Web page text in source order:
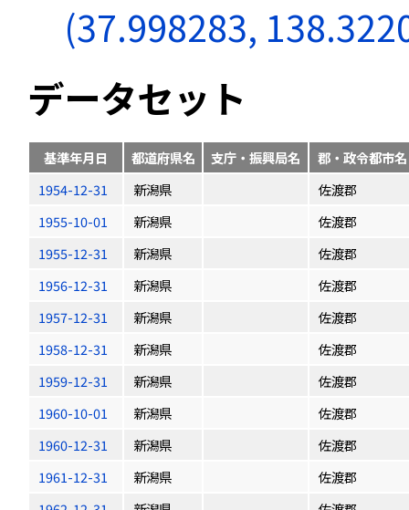
(37.998283,
データセット
基準年月日 都道府県名 支庁・振興局名
郡・政令都市名
1954-12-31
新潟県
佐渡郡
1955-10-01
新潟県
佐渡郡
1955-12-31
新潟県
佐渡郡
1956-12-31
新潟県
佐渡郡
1957-12-31
新潟県
佐渡郡
1958-12-31
新潟県
佐渡郡
1959-12-31
新潟県
佐渡郡
1960-10-01
新潟県
佐渡郡
1960-12-31
新潟県
佐渡郡
1961-12-31
新潟県
佐渡郡